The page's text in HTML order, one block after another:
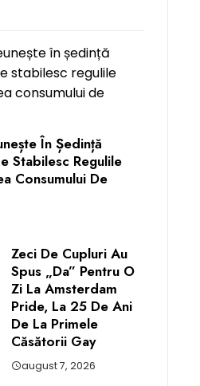
În Ședință
Stabilesc Regulile
Consumului De
Zeci De Cupluri Au
Spus „da” Pentru O
Zi La Amsterdam
Pride, La 25 De Ani
De La Primele
Căsătorii Gay
august 7, 2026